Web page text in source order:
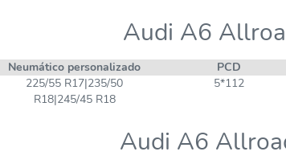
Audi A6
Neumático personalizado PCD
225/55 R17|235/50
R18|245/45 R18
5*112
Audi A6